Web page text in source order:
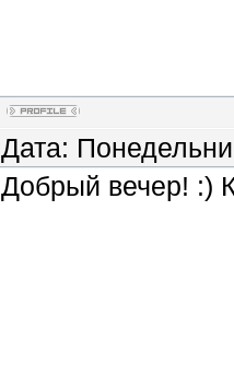
Дата:
Добрый вечер! :)